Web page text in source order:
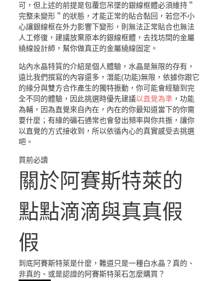
可，但上述的前提是包覆您吊墜的銀線框體必須維持＂
完整未變形＂的狀態，才能正常的貼合黏回，若您不小
心讓銀線框在外力影響下變形，則無法正常貼合也無法
人工修復，建議放棄原本的銀線框體，去找坊間的金屬
繞線設計師，幫你做真正的金屬繞線固定。
站內水晶特質的介紹是個人體驗，水晶是無限的存有，
遠比我們撰寫的內容還多，潛能(功能)無限，依據你跟它
的緣分與雙方合作產生的獨特振動，你可能會經驗到完
全不同的體驗，因此挑選時優先建議以直覺為準 ，功能
為輔，因為直覺來自內在，內在的你最知道當下的你需
要什麼；有緣的礦石通常也會發出頻率與你共振，讓你
以直覺的方式接收到，所以依循內心的真實感受去挑選
吧。
買前必讀
關於阿賽斯特萊的
點點滴滴與真真假
假
到底阿賽斯特萊是什麼，難道只是一種白水晶？真的、
非真的、或是認證的阿賽斯特萊石怎麼購買？